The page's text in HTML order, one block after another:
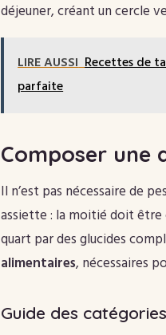
déjeuner, créant un cercle
LIRE AUSSI Recettes de
parfaite
Composer une
Il n’est pas nécessaire de
assiette : la moitié doit être
quart par des glucides
alimentaires, nécessaires
Guide des